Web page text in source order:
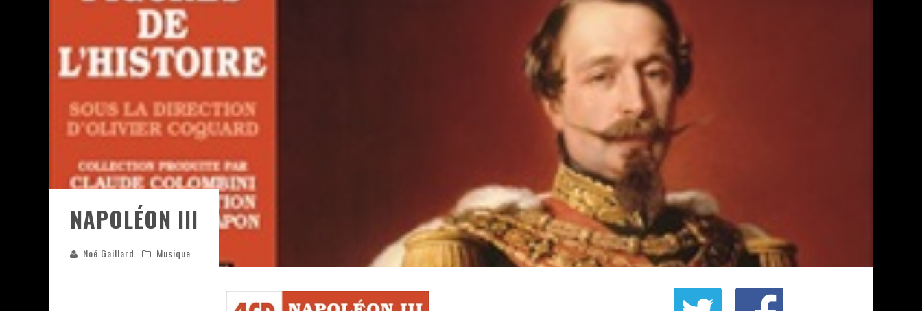
« LE VENT DAND LES SAULES » - UNE BELLE HISTOIRE !
« DAMN THEM ALL » - UN DUO DE CHOC !
« LOVE IS A BOXING RING (TOMES 1 & 2) » – UN PASSÉ TROUBLE !
« WOLF-MAN / INTEGRALE TOMES 1 ET 2 » - CRUELLE VENGEANCE !
NAPOLÉON III
Noé Gaillard Musique